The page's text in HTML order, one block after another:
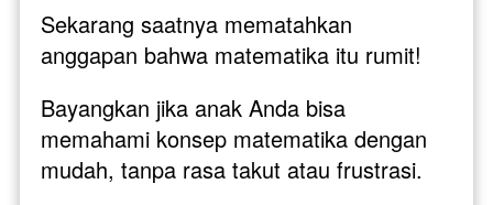
Sekarang saatnya mematahkan
anggapan bahwa matematika itu rumit!
Bayangkan jika anak Anda bisa
memahami konsep matematika dengan
mudah, tanpa rasa takut atau frustrasi.